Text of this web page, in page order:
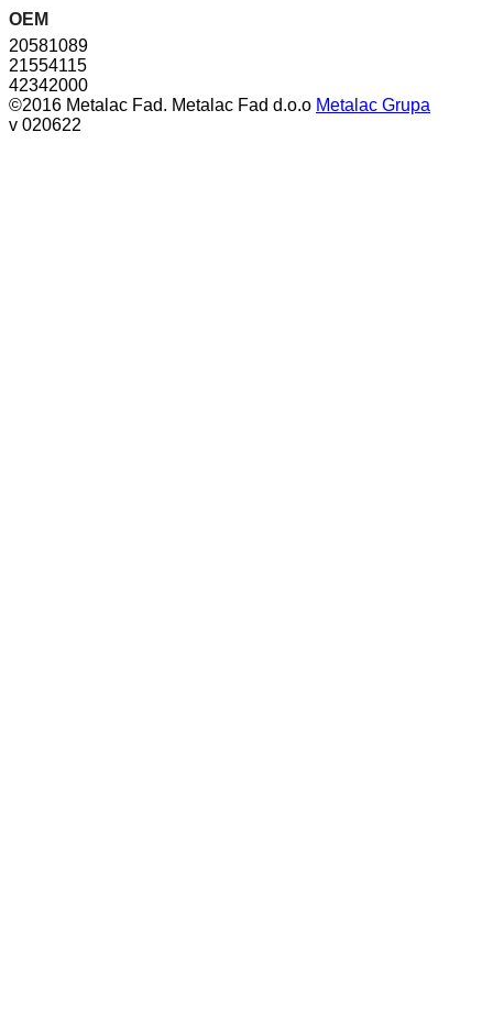
OEM
20581089
21554115
42342000
©2016 Metalac Fad. Metalac Fad d.o.o Metalac Grupa
v 020622